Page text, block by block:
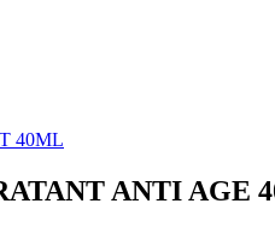
40ML
ANTI AGE